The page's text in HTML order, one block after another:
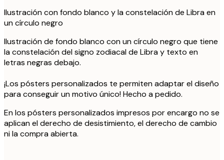
Ilustración con fondo blanco y la constelación de Libra en
un círculo negro
Ilustración de fondo blanco con un círculo negro que tiene
la constelación del signo zodiacal de Libra y texto en
letras negras debajo.
¡Los pósters personalizados te permiten adaptar el diseño
para conseguir un motivo único! Hecho a pedido.
En los pósters personalizados impresos por encargo no se
aplican el derecho de desistimiento, el derecho de cambio
ni la compra abierta.